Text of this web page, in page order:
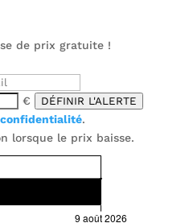
de prix gratuite !
€ DÉFINIR L'ALERTE
.
lorsque le prix baisse.